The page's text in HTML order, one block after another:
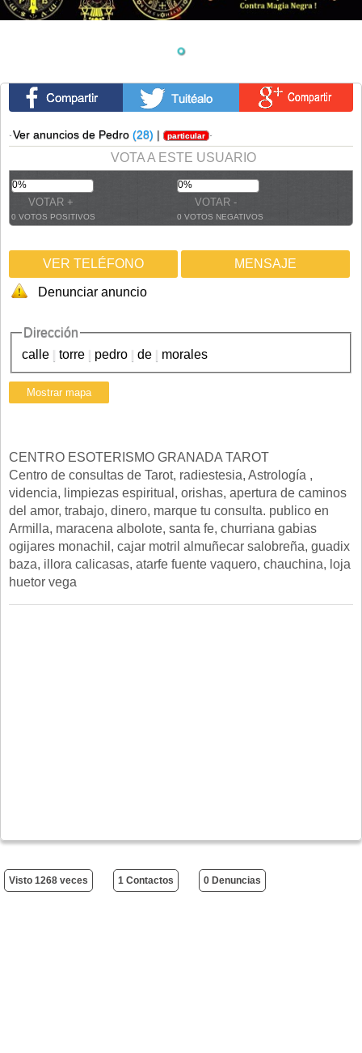
·Ver anuncios de Pedro (28) | particular ·
VOTA A ESTE USUARIO
0%
0 VOTOS POSITIVOS
0%
0 VOTOS NEGATIVOS
VER TELÉFONO MENSAJE
Denunciar anuncio
Dirección
calle | torre | pedro | de | morales
CENTRO ESOTERISMO GRANADA TAROT
Centro de consultas de Tarot, radiestesia, Astrología ,
videncia, limpiezas espiritual, orishas, apertura de caminos
del amor, trabajo, dinero, marque tu consulta. publico en
Armilla, maracena albolote, santa fe, churriana gabias
ogijares monachil, cajar motril almuñecar salobreña, guadix
baza, illora calicasas, atarfe fuente vaquero, chauchina, loja
huetor vega
Visto 1268 veces 1 Contactos 0 Denuncias